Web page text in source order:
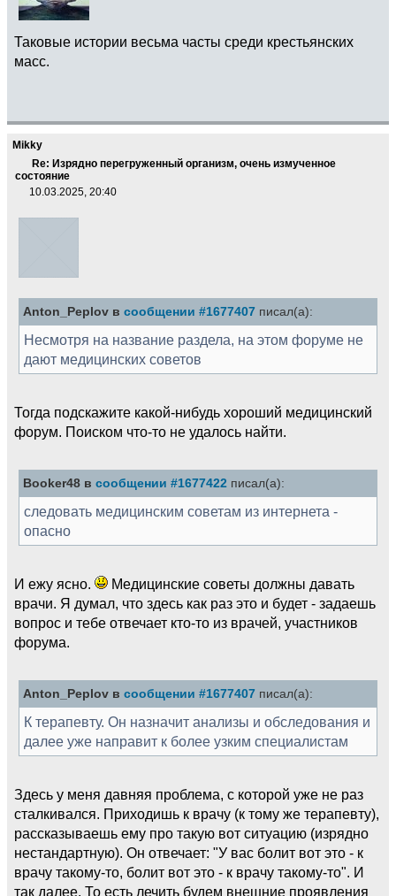
Таковые истории весьма часты среди крестьянских
масс.
Mikky
Re: Изрядно перегруженный организм, очень измученное
состояние
10.03.2025, 20:40
Anton_Peplov в сообщении #1677407 писал(а):
Несмотря на название раздела, на этом форуме не
дают медицинских советов
Тогда подскажите какой-нибудь хороший медицинский
форум. Поиском что-то не удалось найти.
Booker48 в сообщении #1677422 писал(а):
следовать медицинским советам из интернета -
опасно
И ежу ясно.
Медицинские советы должны давать
врачи. Я думал, что здесь как раз это и будет - задаешь
вопрос и тебе отвечает кто-то из врачей, участников
форума.
Anton_Peplov в сообщении #1677407 писал(а):
К терапевту. Он назначит анализы и обследования и
далее уже направит к более узким специалистам
Здесь у меня давняя проблема, с которой уже не раз
сталкивался. Приходишь к врачу (к тому же терапевту),
рассказываешь ему про такую вот ситуацию (изрядно
нестандартную). Он отвечает: "У вас болит вот это - к
врачу такому-то, болит вот это - к врачу такому-то". И
так далее. То есть лечить будем внешние проявления